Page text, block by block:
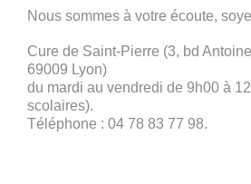
Nous sommes à votre écoute,
Cure de Saint-Pierre (3, bd
69009 Lyon)
du mardi au vendredi de 9h00 à
scolaires).
Téléphone : 04 78 83 77 98.